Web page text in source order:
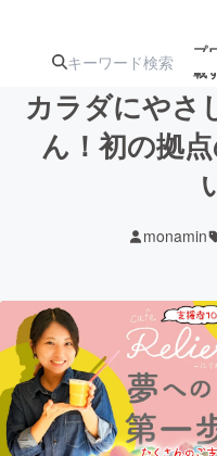
プ
載
注目の
テクノロジー・
映像・映画
カラダにやさ
ん！初の拠
monamin